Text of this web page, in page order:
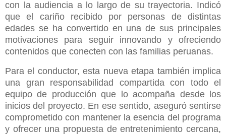
con la audiencia a lo largo de su trayectoria. Indicó
que el cariño recibido por personas de distintas
edades se ha convertido en una de sus principales
motivaciones para seguir innovando y ofreciendo
contenidos que conecten con las familias peruanas.
Para el conductor, esta nueva etapa también implica
una gran responsabilidad compartida con todo el
equipo de producción que lo acompaña desde los
inicios del proyecto. En ese sentido, aseguró sentirse
comprometido con mantener la esencia del programa
y ofrecer una propuesta de entretenimiento cercana,